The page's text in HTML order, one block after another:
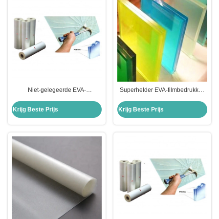
Niet-gelegeerde EVA-
veiligheidsbeveiliging
Gelamineerd glas Een soort
Krijg Beste Prijs
Superhelder EVA-filmbedrukken
kleding
Krijg Beste Prijs